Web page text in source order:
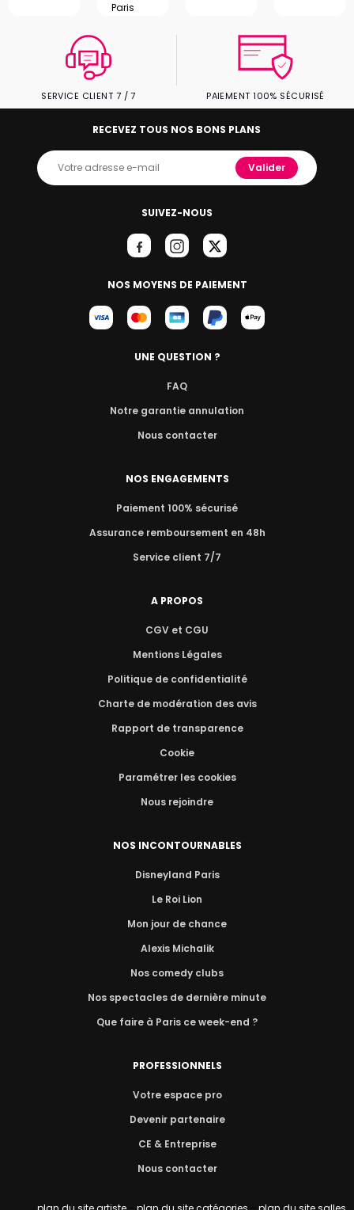
Paris
SERVICE CLIENT 7 / 7 PAIEMENT 100% SÉCURISÉ
SUIVEZ-NOUS
NOS MOYENS DE PAIEMENT
RECEVEZ TOUS NOS BONS PLANS
Valider
UNE QUESTION ?
FAQ
Notre garantie annulation
Nous contacter
NOS ENGAGEMENTS
Paiement 100% sécurisé
Assurance remboursement en 48h
Service client 7/7
A PROPOS
CGV et CGU
Mentions Légales
Politique de confidentialité
Charte de modération des avis
Rapport de transparence
Cookie
Paramétrer les cookies
Nous rejoindre
NOS INCONTOURNABLES
Disneyland Paris
Le Roi Lion
Mon jour de chance
Alexis Michalik
Nos comedy clubs
Nos spectacles de dernière minute
Que faire à Paris ce week-end ?
PROFESSIONNELS
Votre espace pro
Devenir partenaire
CE & Entreprise
Nous contacter